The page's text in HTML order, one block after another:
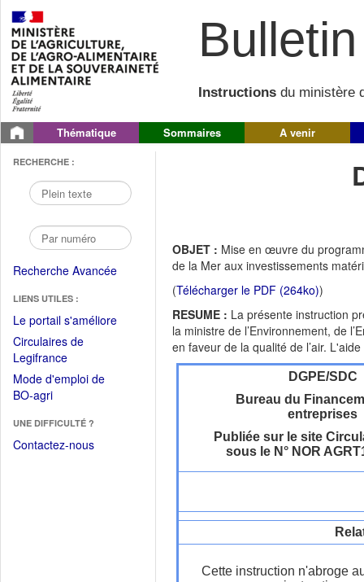
Instructions du ministère
Thématique Sommaires A venir
RECHERCHE :
Recherche Avancée
LIENS UTILES :
Le portail s'améliore(Fichier
Circulaires de
Legifrance(Ouvrir
dans
une
fenêtre)
Mode d'emploi de
BO-agri(Ouvrir
une
nouvelle
UNE DIFFICULTÉ ?
Contactez-nous
OBJET : Mise en œuvre du
de la Mer aux investissements
(Télécharger le PDF (264ko))
RESUME : La présente instruction
la ministre de l’Environnement, de
en faveur de la qualité de l’air.
DGPE/SDC
Bureau du
entreprises
Publiée sur le site
sous le N° NOR
Cette instruction n'abroge